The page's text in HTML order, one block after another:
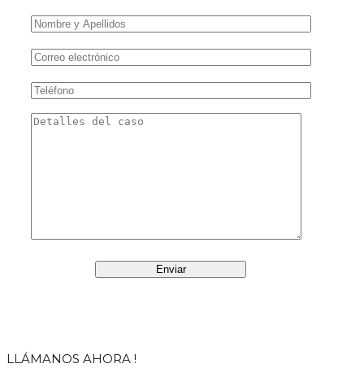
LLÁMANOS AHORA !